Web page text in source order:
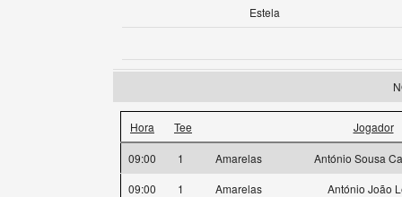
Estela
Hora Tee Jogador
09:00 1 Amarelas
António Sousa
09:00
1 Amarelas
António João